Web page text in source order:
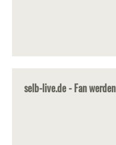
selb-live.de - Fan werden